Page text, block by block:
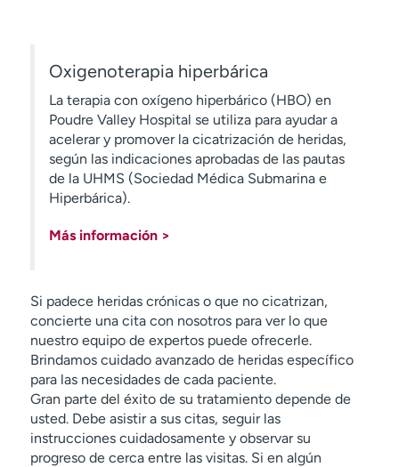
Oxigenoterapia hiperbárica
La terapia con oxígeno hiperbárico (HBO) en
Poudre Valley Hospital se utiliza para ayudar a
acelerar y promover la cicatrización de heridas,
según las indicaciones aprobadas de las pautas
de la UHMS (Sociedad Médica Submarina e
Hiperbárica).
Más información >
Si padece heridas crónicas o que no cicatrizan,
concierte una cita con nosotros para ver lo que
nuestro equipo de expertos puede ofrecerle.
Brindamos cuidado avanzado de heridas específico
para las necesidades de cada paciente.
Gran parte del éxito de su tratamiento depende de
usted. Debe asistir a sus citas, seguir las
instrucciones cuidadosamente y observar su
progreso de cerca entre las visitas. Si en algún